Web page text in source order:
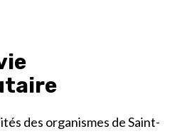
des organismes de Saint-